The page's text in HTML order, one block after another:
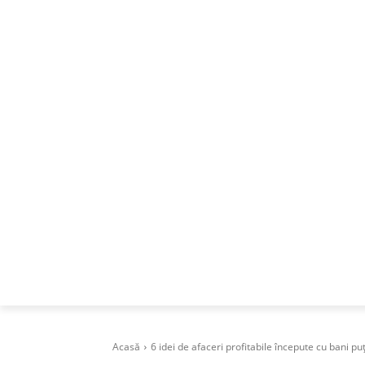
Acasă 6 idei de afaceri profitabile începute cu bani